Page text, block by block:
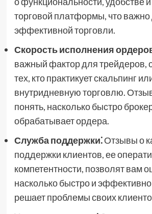
торговой платформы, что важно
эффективной торговли.
Скорость исполнения
важный фактор для трейдеров,
тех, кто практикует скальпинг
внутридневную торговлю.
понять, насколько быстро
обрабатывает ордера.
Служба поддержки⁚Отзывы о
поддержки клиентов, ее
компетентности, позволят вам
насколько быстро и
решает проблемы своих